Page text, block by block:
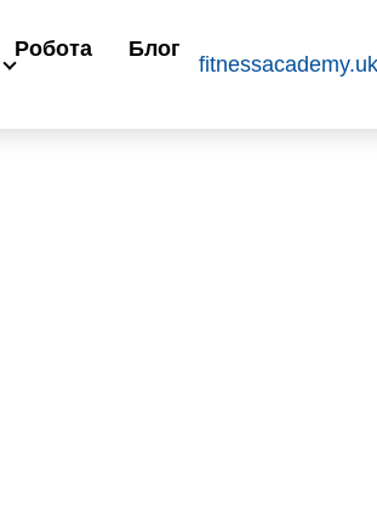
Робота Блог